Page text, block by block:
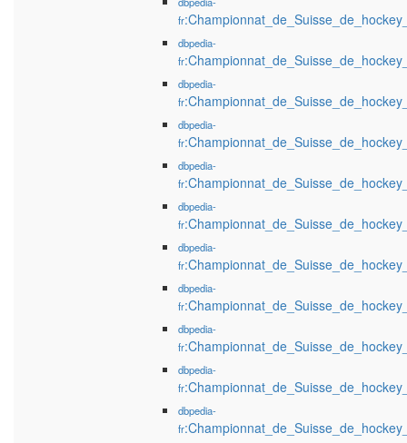
fr
dbpedia-
fr
dbpedia-
fr
dbpedia-
fr
dbpedia-
fr
dbpedia-
fr
dbpedia-
fr
dbpedia-
fr
dbpedia-
fr
dbpedia-
fr
dbpedia-
fr